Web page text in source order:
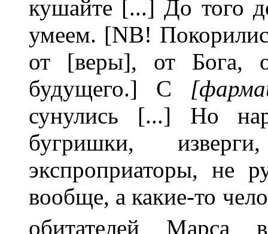
кушайте [...] До того
умеем. [NB!
от [веры], от Бога,
будущего.] С
сунулись [...] Но
бугришки,
экспроприаторы, не
вообще, а какие-то
обитателей Марса